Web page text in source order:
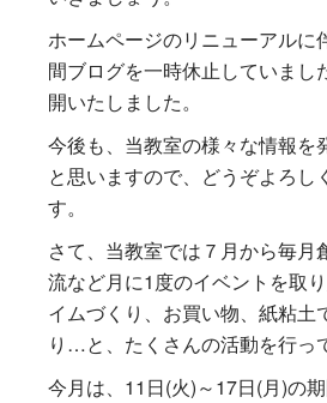
ホームページのリニューアルに
間ブログを一時休止していまし
開いたしました。
今後も、当教室の様々な情報を
と思いますので、どうぞよろし
す。
さて、当教室では７月から毎月
流など月に1度のイベントを取
イムづくり、お買い物、紙粘土
り…と、たくさんの活動を行っ
今月は、11日(火)～17日(月)の